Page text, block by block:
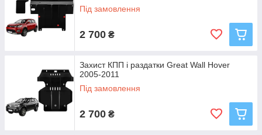
Під замовлення
2 700 ₴
Захист КПП і раздатки Great Wall Hover
2005-2011
Під замовлення
2 700 ₴